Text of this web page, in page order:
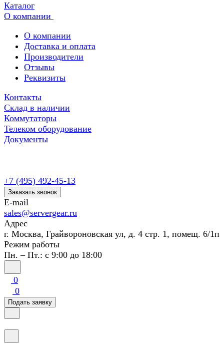
Каталог
О компании
О компании
Доставка и оплата
Производители
Отзывы
Реквизиты
Контакты
Склад в наличии
Коммутаторы
Телеком оборудование
Документы
+7 (495) 492-45-13
Заказать звонок
E-mail
sales@servergear.ru
Адрес
г. Москва, Грайвороновская ул, д. 4 стр. 1, помещ. 6/1п
Режим работы
Пн. – Пт.: с 9:00 до 18:00
0
0
Подать заявку